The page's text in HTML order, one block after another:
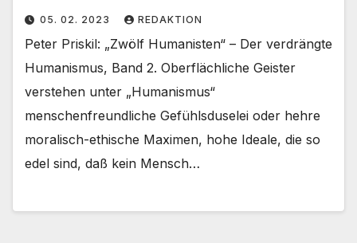
05. 02. 2023 REDAKTION
Peter Priskil: „Zwölf Humanisten“ – Der verdrängte
Humanismus, Band 2. Oberflächliche Geister
verstehen unter „Humanismus“
menschenfreundliche Gefühlsduselei oder hehre
moralisch-ethische Maximen, hohe Ideale, die so
edel sind, daß kein Mensch…